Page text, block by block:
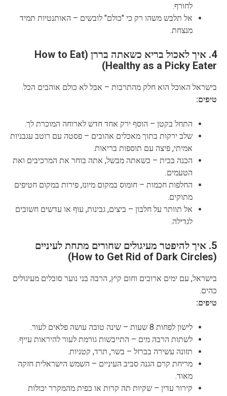
לחורף.
אל תלבש משהו רק כי "כולם" לובשים – האותנטיות תמיד
מנצחת.
4. איך לאכול בריא כשאתה בררן (How to Eat
Healthy as a Picky Eater)
בישראל האוכל הוא חלק מהתרבות – אבל לא כולם אוהבים הכל.
טיפים:
התחל בקטן – הוסף ירק אחד חדש לארוחה המוכרת לך.
שלב ירקות בתוך מאכלים אהובים – פסטה עם רוטב עגבניות
אמיתי, פיצה עם תוספות בריאות.
הכנה בבית – כשאתה מבשל, אתה בוחר את המרכיבים ואת
הטעמים.
החלפות חכמות – חומוס במקום מיונז, פירות במקום חטיפים
מתוקים.
אל תוותר על חלבון – ביצים, גבינות, עוף או עדשים חשובים
לגדילה.
5. איך להיפטר מעיגולים שחורים מתחת לעיניים
(How to Get Rid of Dark Circles)
בישראל, עם ימים ארוכים וחום קיץ, הרבה בני נוער סובלים מעיגולים
כהים.
טיפים:
לישון לפחות 8 שעות – שינה טובה עושה פלאים לעור.
לשתות הרבה מים – התייבשות גורמת לעור להיראות עייף.
תזונה עשירה בברזל – בשר, תרד, קטניות.
מריחת קרם הגנה סביב העיניים – השמש הישראלית חזקה
מאוד.
קירור עדין – שקיות תה קרות או כפית מהמקרר יכולות